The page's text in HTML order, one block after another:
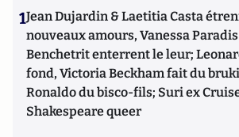
1Jean Dujardin & Laetitia Casta
nouveaux amours, Vanessa
Benchetrit enterrent le leur;
fond, Victoria Beckham fait du
Ronaldo du bisco-fils; Suri ex
Shakespeare queer